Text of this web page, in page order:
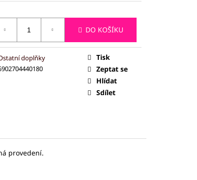
DO KOŠÍKU
doplňky
Tisk
Zeptat se
Hlídat
Sdílet
provedení.